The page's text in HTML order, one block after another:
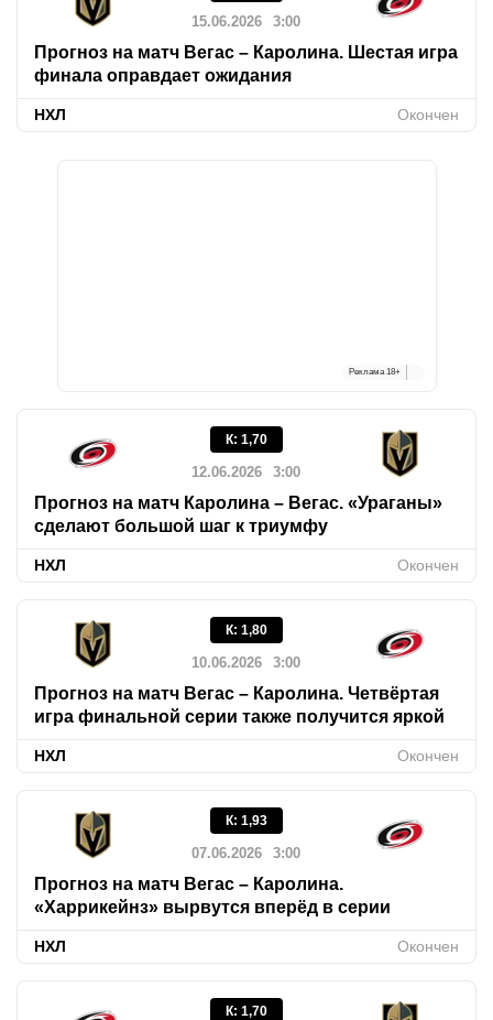
15.06.2026 3:00
Прогноз на матч Вегас – Каролина. Шестая игра
финала оправдает ожидания
НХЛ Окончен
Реклама 18+
К: 1,70
12.06.2026 3:00
Прогноз на матч Каролина – Вегас. «Ураганы»
сделают большой шаг к триумфу
НХЛ Окончен
К: 1,80
10.06.2026 3:00
Прогноз на матч Вегас – Каролина. Четвёртая
игра финальной серии также получится яркой
НХЛ Окончен
К: 1,93
07.06.2026 3:00
Прогноз на матч Вегас – Каролина.
«Харрикейнз» вырвутся вперёд в серии
НХЛ Окончен
К: 1,70